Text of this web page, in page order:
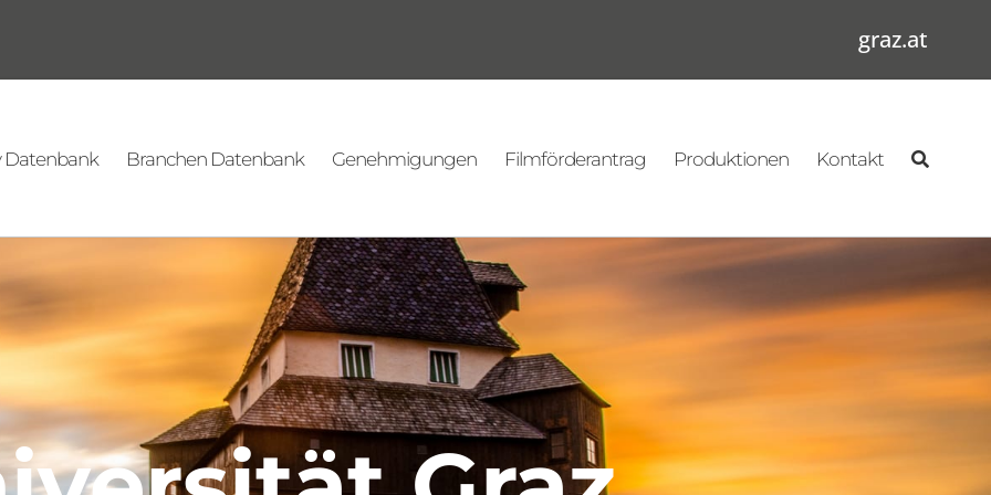
graz.at
Datenbank Branchen Datenbank Genehmigungen Filmförderantrag Produktionen Kontakt